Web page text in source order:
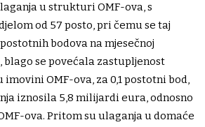
u strukturi OMF-ova, s
od 57 posto, pri čemu se taj
bodova na mjesečnoj
se povećala zastupljenost
OMF-ova, za 0,1 postotni bod,
iznosila 5,8 milijardi eura, odnosno
ova. Pritom su ulaganja u domaće